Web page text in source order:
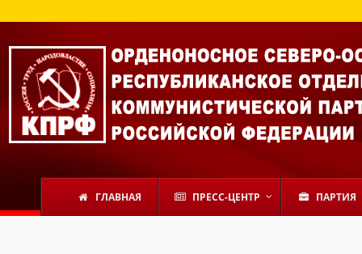
ГЛАВНАЯ ПРЕСС-ЦЕНТР ПАРТИЯ